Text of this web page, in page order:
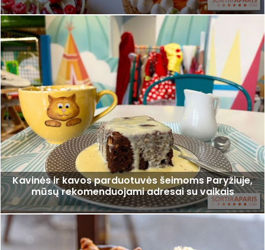
Kavinės ir kavos parduotuvės šeimoms Paryžiuje,
mūsų rekomenduojami adresai su vaikais